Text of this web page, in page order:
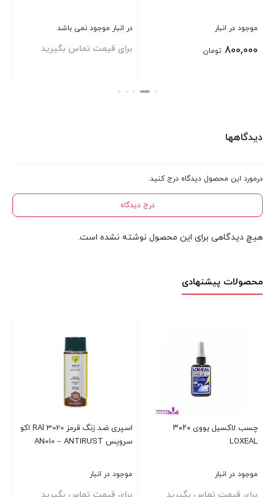
موجود در انبار
800,000 تومان
در انبار موجود نمی باشد
برای قیمت تماس بگیرید
بستن
دیدگاهها
درمورد این محصول دیدگاه درج کنید.
درج دیدگاه
هیچ دیدگاهی برای این محصول نوشته نشده است.
محصولات پیشنهادی
چسب لاکسیل یووی ۳۰۲۰
LOXEAL
موجود در انبار
اسپری ضد زنگ قرمز RAl 3020 اکو
سرویس AN010 – ANTIRUST
موجود در انبار